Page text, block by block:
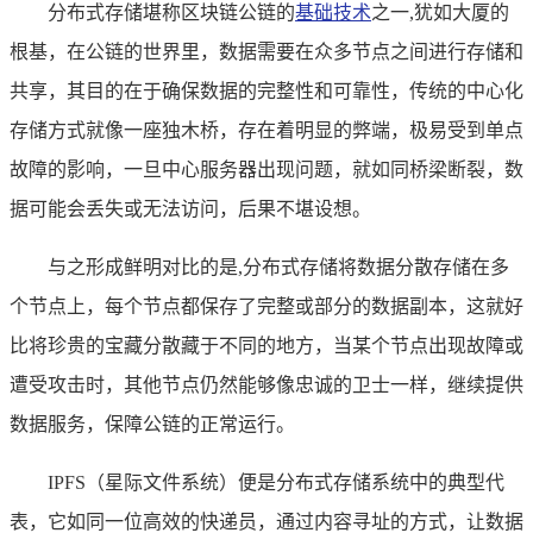
分布式存储堪称区块链公链的基础技术之一,犹如大厦的
根基，在公链的世界里，数据需要在众多节点之间进行存储和
共享，其目的在于确保数据的完整性和可靠性，传统的中心化
存储方式就像一座独木桥，存在着明显的弊端，极易受到单点
故障的影响，一旦中心服务器出现问题，就如同桥梁断裂，数
据可能会丢失或无法访问，后果不堪设想。
与之形成鲜明对比的是,分布式存储将数据分散存储在多
个节点上，每个节点都保存了完整或部分的数据副本，这就好
比将珍贵的宝藏分散藏于不同的地方，当某个节点出现故障或
遭受攻击时，其他节点仍然能够像忠诚的卫士一样，继续提供
数据服务，保障公链的正常运行。
IPFS（星际文件系统）便是分布式存储系统中的典型代
表，它如同一位高效的快递员，通过内容寻址的方式，让数据